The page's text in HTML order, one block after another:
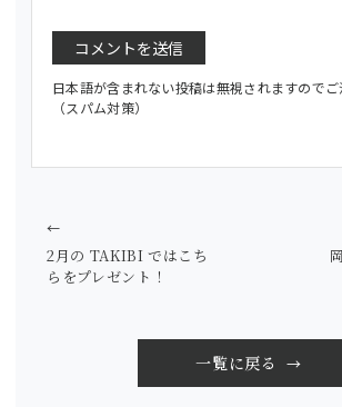
日本語が含まれない投稿は無視されますのでご
（スパム対策）
2月の TAKIBI ではこち
らをプレゼント！
←
一覧に戻る